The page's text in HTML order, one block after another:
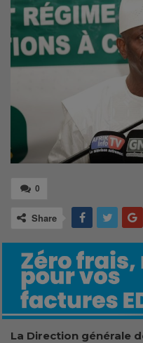
0
Share
La Direction générale